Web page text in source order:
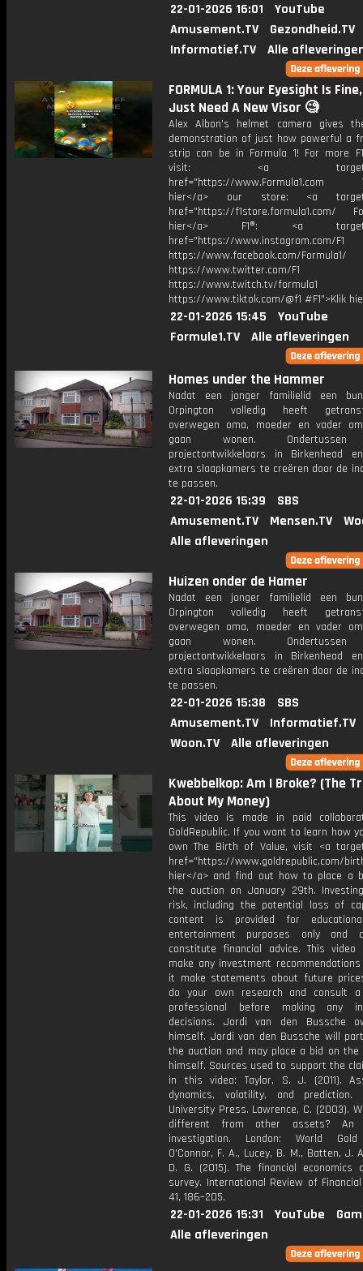
22-01-2026 16:01
YouTube
Amusement.TV
Gezondheid.TV
Informatief.TV
Alle
FORMULA 1: Your Eyesight Is
Just Need A New Visor 🧐
Alex Albon's helmet camera gives
demonstration of just how powerful a
strip can be in Formula 1! For more
visit: <a
href="https://www.Formula1.com
hier</a> our store: <a
href="https://f1store.formula1.com/
hier</a> F1®: <a
href="https://www.instagram.com/F1
https://www.facebook.com/Formula1/
https://www.twitter.com/F1
https://www.twitch.tv/formula1
https://www.tiktok.com/@f1 #F1">Klik
22-01-2026 15:45
YouTube
Formule1.TV
Alle afleveringen
Homes under the Hammer
Nadat een jonger familielid een
Orpington volledig heeft
overwegen oma, moeder en vader
gaan wonen.
projectontwikkelaars in Birkenhead
extra slaapkamers te creëren door de
te passen.
22-01-2026 15:39
SBS
Amusement.TV
Mensen.TV
Alle afleveringen
Huizen onder de Hamer
Nadat een jonger familielid een
Orpington volledig heeft
overwegen oma, moeder en vader
gaan wonen.
projectontwikkelaars in Birkenhead
extra slaapkamers te creëren door de
te passen.
22-01-2026 15:38
SBS
Amusement.TV
Informatief.TV
Woon.TV
Alle afleveringen
Kwebbelkop: Am I Broke? (The
About My Money)
This video is made in paid
GoldRepublic. If you want to learn how
own The Birth of Value, visit <a
href="https://www.goldrepublic.com/
hier</a> and find out how to place a
the auction on January 29th.
risk, including the potential loss of
content is provided for
entertainment purposes only and
constitute financial advice. This
make any investment
it make statements about future
do your own research and consult a
professional before making any
decisions. Jordi van den Bussche
himself. Jordi van den Bussche will
the auction and may place a bid on the
himself. Sources used to support the
in this video: Taylor, S. J. (2011).
dynamics, volatility, and prediction.
University Press. Lawrence, C. (2003).
different from other assets? An
investigation. London: World Gold
O'Connor, F. A., Lucey, B. M., Batten, J.
D. G. (2015). The financial economics
survey. International Review of
41, 186–205.
22-01-2026 15:31 YouTube
Alle afleveringen